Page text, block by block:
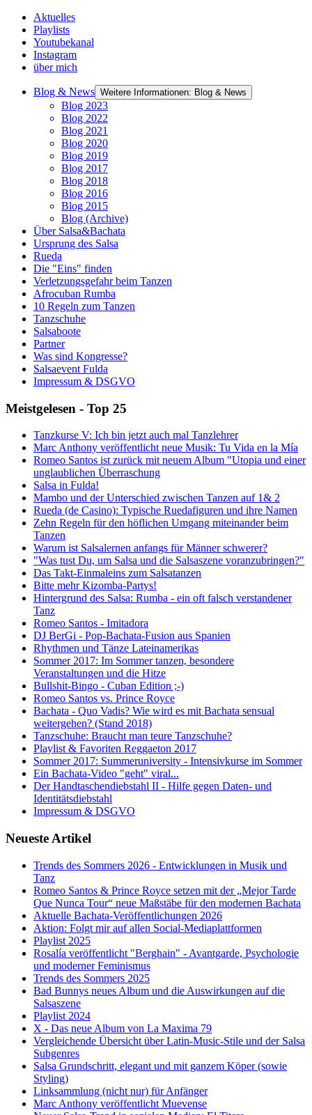
Aktuelles
Playlists
Youtubekanal
Instagram
über mich
Blog & News Weitere Informationen: Blog & News
Blog 2023
Blog 2022
Blog 2021
Blog 2020
Blog 2019
Blog 2017
Blog 2018
Blog 2016
Blog 2015
Blog (Archive)
Über Salsa&Bachata
Ursprung des Salsa
Rueda
Die "Eins" finden
Verletzungsgefahr beim Tanzen
Afrocuban Rumba
10 Regeln zum Tanzen
Tanzschuhe
Salsaboote
Partner
Was sind Kongresse?
Salsaevent Fulda
Impressum & DSGVO
Meistgelesen - Top 25
Tanzkurse V: Ich bin jetzt auch mal Tanzlehrer
Marc Anthony veröffentlicht neue Musik: Tu Vida en la Mía
Romeo Santos ist zurück mit neuem Album "Utopia und einer
unglaublichen Überraschung
Salsa in Fulda!
Mambo und der Unterschied zwischen Tanzen auf 1& 2
Rueda (de Casino): Typische Ruedafiguren und ihre Namen
Zehn Regeln für den höflichen Umgang miteinander beim
Tanzen
Warum ist Salsalernen anfangs für Männer schwerer?
"Was tust Du, um Salsa und die Salsaszene voranzubringen?"
Das Takt-Einmaleins zum Salsatanzen
Bitte mehr Kizomba-Partys!
Hintergrund des Salsa: Rumba - ein oft falsch verstandener
Tanz
Romeo Santos - Imitadora
DJ BerGi - Pop-Bachata-Fusion aus Spanien
Rhythmen und Tänze Lateinamerikas
Sommer 2017: Im Sommer tanzen, besondere
Veranstaltungen und die Hitze
Bullshit-Bingo - Cuban Edition ;-)
Romeo Santos vs. Prince Royce
Bachata - Quo Vadis? Wie wird es mit Bachata sensual
weitergehen? (Stand 2018)
Tanzschuhe: Braucht man teure Tanzschuhe?
Playlist & Favoriten Reggaeton 2017
Sommer 2017: Summeruniversity - Intensivkurse im Sommer
Ein Bachata-Video "geht" viral...
Der Handtaschendiebstahl II - Hilfe gegen Daten- und
Identitätsdiebstahl
Impressum & DSGVO
Neueste Artikel
Trends des Sommers 2026 - Entwicklungen in Musik und
Tanz
Romeo Santos & Prince Royce setzen mit der „Mejor Tarde
Que Nunca Tour“ neue Maßstäbe für den modernen Bachata
Aktuelle Bachata-Veröffentlichungen 2026
Aktion: Folgt mir auf allen Social-Mediaplattformen
Playlist 2025
Rosalía veröffentlicht "Berghain" - Avantgarde, Psychologie
und moderner Feminismus
Trends des Sommers 2025
Bad Bunnys neues Album und die Auswirkungen auf die
Salsaszene
Playlist 2024
X - Das neue Album von La Maxima 79
Vergleichende Übersicht über Latin-Music-Stile und der Salsa
Subgenres
Salsa Grundschritt, elegant und mit ganzem Köper (sowie
Styling)
Linksammlung (nicht nur) für Anfänger
Marc Anthony veröffentlicht Muevense